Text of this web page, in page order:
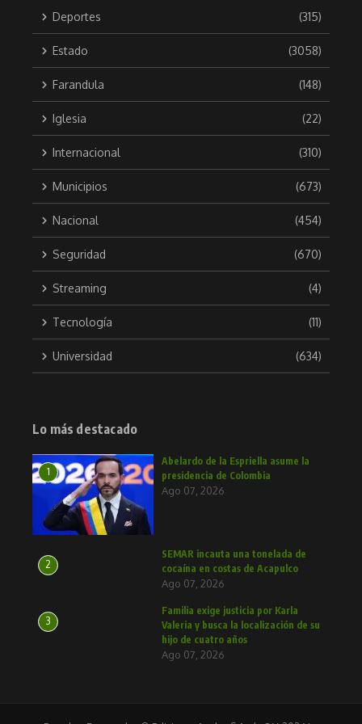
Deportes (315)
Estado (3058)
Farandula (148)
Iglesia (22)
Internacional (310)
Municipios (673)
Nacional (454)
Seguridad (670)
Streaming (4)
Tecnología (11)
Universidad (634)
Lo más destacado
1
Abelardo de la Espriella asume la
presidencia de Colombia
Ago 07, 2026
2
SEMAR incauta una tonelada de
cocaína en costas de Acapulco
Ago 07, 2026
3
Familia exige justicia por Karla
Valeria y busca la localización de su
hijo de cuatro años
Ago 07, 2026